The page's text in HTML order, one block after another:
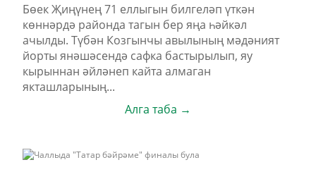
Бөек Җиңүнең 71 еллыгын билгеләп үткән
көннәрдә районда тагын бер яңа һәйкәл
ачылды. Түбән Козгынчы авылының мәдәният
йорты янәшәсендә сафка бастырылып, яу
кырыннан әйләнеп кайта алмаган
якташларының...
Алга таба →